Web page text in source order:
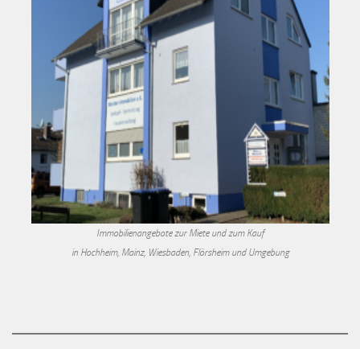
Immobilienangebote zur Miete und zum Kauf
in Hochheim, Mainz, Wiesbaden, Flörsheim und Umgebung